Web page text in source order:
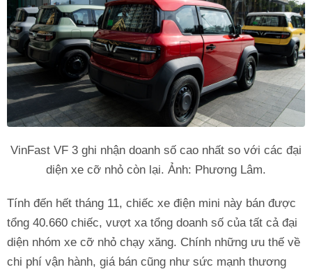
VinFast VF 3 ghi nhận doanh số cao nhất so với các đại
diện xe cỡ nhỏ còn lại. Ảnh: Phương Lâm.
Tính đến hết tháng 11, chiếc xe điện mini này bán được
tổng 40.660 chiếc, vượt xa tổng doanh số của tất cả đại
diện nhóm xe cỡ nhỏ chạy xăng. Chính những ưu thế về
chi phí vận hành, giá bán cũng như sức mạnh thương